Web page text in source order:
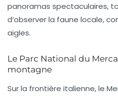
panoramas spectaculaires,
d’observer la faune locale,
aigles.
Le Parc National du
montagne
Sur la frontière italienne, le